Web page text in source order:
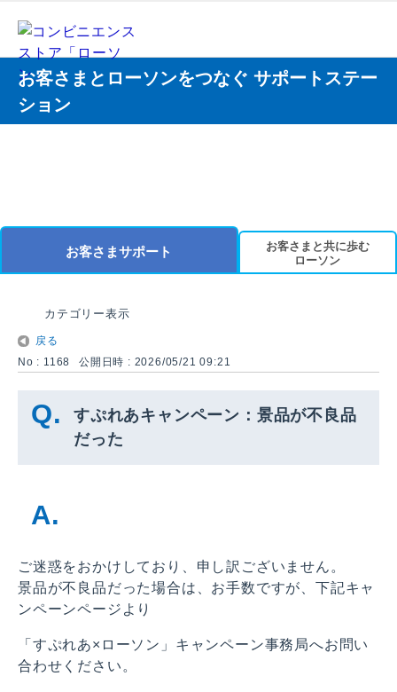
お客さまとローソンをつなぐ サポートステー
ション
お客さまサポート
お客さまと共に歩む
ローソン
カテゴリー表示
戻る
No : 1168
公開日時 : 2026/05/21 09:21
すぷれあキャンペーン：景品が不良品
だった
ご迷惑をおかけしており、申し訳ございません。
景品が不良品だった場合は、お手数ですが、下記キャ
ンペーンページより
「すぷれあ×ローソン」キャンペーン事務局へお問い
合わせください。